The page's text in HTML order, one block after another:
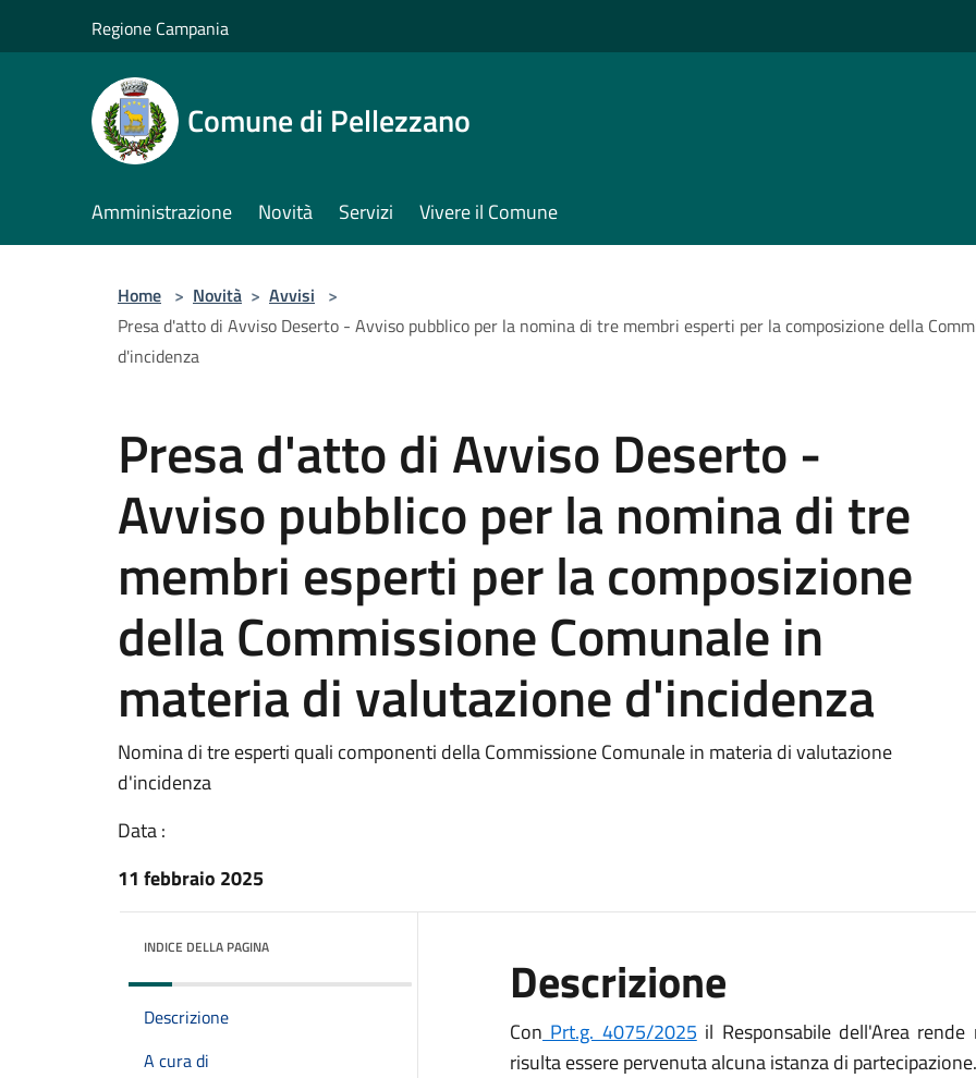
Regione Campania
Comune di Pellezzano
Amministrazione Novità Servizi Vivere il Comune
Home > Novità > Avvisi >
Presa d'atto di Avviso Deserto - Avviso pubblico per la nomina di tre membri esperti per la composizione della
d'incidenza
Presa d'atto di Avviso Deserto -
Avviso pubblico per la nomina di tre
membri esperti per la composizione
della Commissione Comunale in
materia di valutazione d'incidenza
Nomina di tre esperti quali componenti della Commissione Comunale in materia di valutazione
d'incidenza
Data :
11 febbraio 2025
INDICE DELLA PAGINA
Descrizione
A cura di
Descrizione
Con Prt.g. 4075/2025 il Responsabile dell'Area
risulta essere pervenuta alcuna istanza di partecipazione.